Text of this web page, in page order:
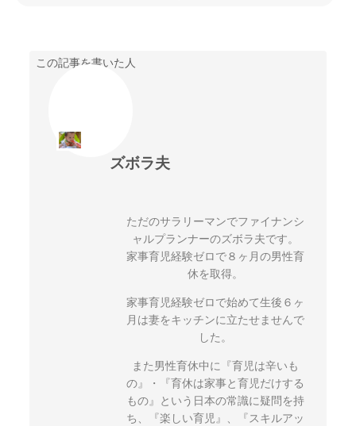
この記事を書いた人
ズボラ夫
ただのサラリーマンでファイナンシ
ャルプランナーのズボラ夫です。
家事育児経験ゼロで８ヶ月の男性育
休を取得。
家事育児経験ゼロで始めて生後６ヶ
月は妻をキッチンに立たせませんで
した。
また男性育休中に『育児は辛いも
の』・『育休は家事と育児だけする
もの』という日本の常識に疑問を持
ち、『楽しい育児』、『スキルアッ